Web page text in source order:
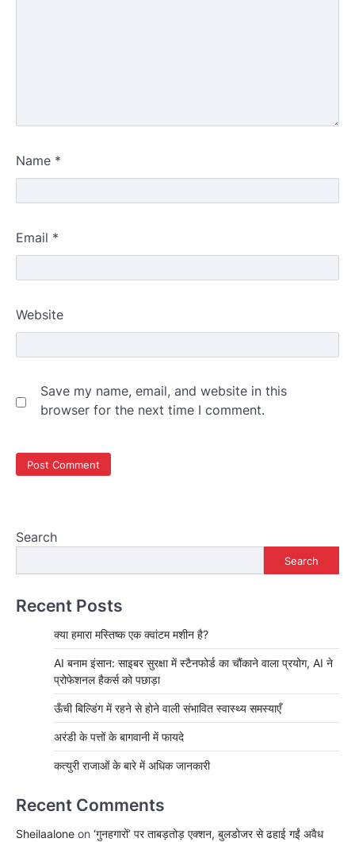
Name *
Email *
Website
Save my name, email, and website in this
browser for the next time I comment.
Search
Search
Recent Posts
क्या हमारा मस्तिष्क एक क्वांटम मशीन है?
AI बनाम इंसान: साइबर सुरक्षा में स्टैनफोर्ड का चौंकाने वाला प्रयोग, AI ने
प्रोफेशनल हैकर्स को पछाड़ा
ऊँची बिल्डिंग में रहने से होने वाली संभावित स्वास्थ्य समस्याएँ
अरंडी के पत्तों के बागवानी में फायदे
कत्युरी राजाओं के बारे में अधिक जानकारी
Recent Comments
Sheilaalone on ‘गुनहगारों’ पर ताबड़तोड़ एक्शन, बुलडोजर से ढहाई गईं अवैध